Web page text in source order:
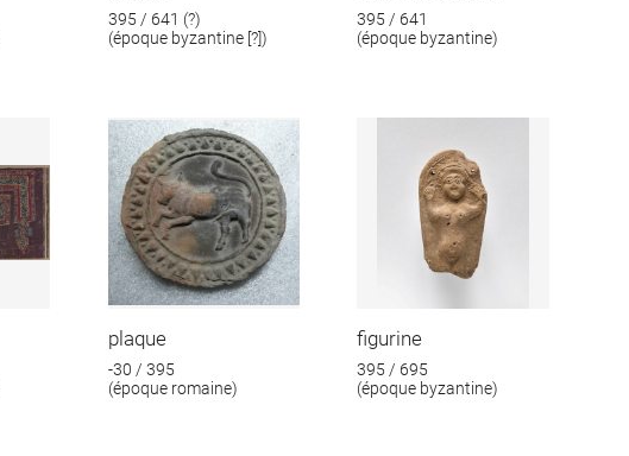
395 / 641 (?)
(époque byzantine [?])
395 / 641
(époque byzantine)
plaque
-30 / 395
(époque romaine)
figurine
395 / 695
(époque byzantine)